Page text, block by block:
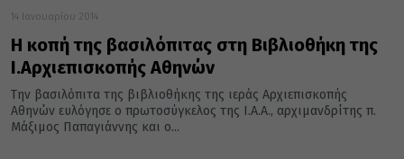
14 Ιανουαρίου 2014
Η κοπή της βασιλόπιτας στη Βιβλιοθήκη της
Ι.Αρχιεπισκοπής Αθηνών
Την βασιλόπιτα της βιβλιοθήκης της ιεράς Αρχιεπισκοπής
Αθηνών ευλόγησε ο πρωτοσύγκελος της Ι.Α.Α., αρχιμανδρίτης π.
Μάξιμος Παπαγιάννης και ο...